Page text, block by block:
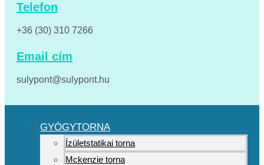
Telefon
+36 (30) 310 7266
Email cím
sulypont@sulypont.hu
GYÓGYTORNA
Ízületstatikai torna
Mckenzie torna